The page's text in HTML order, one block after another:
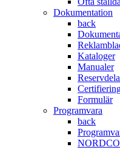
Dokumentation
back
Kataloger
Manualer
Formulär
Programvara
back